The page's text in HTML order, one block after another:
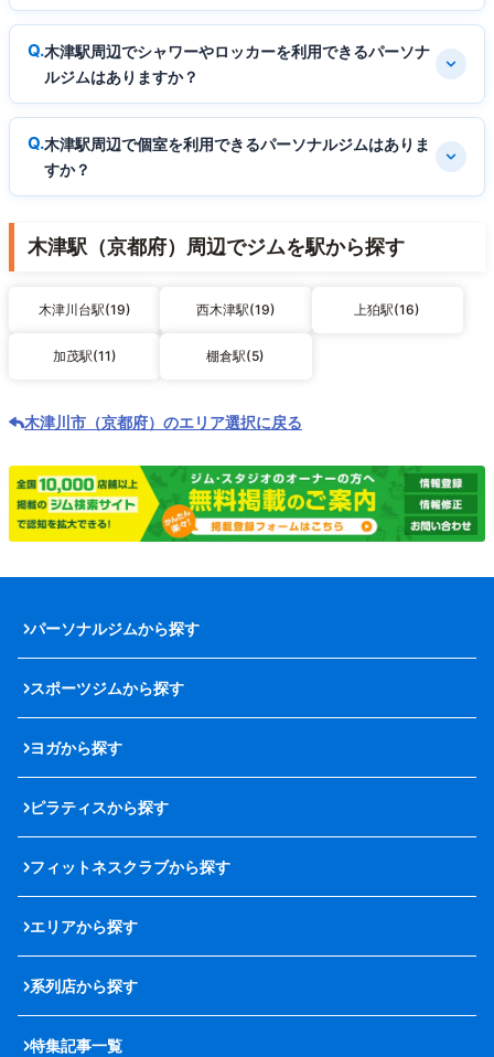
木津駅周辺でシャワーやロッカーを利用できるパーソナ
ルジムはありますか？
木津駅周辺で個室を利用できるパーソナルジムはありま
すか？
木津駅（京都府）周辺でジムを駅から探す
木津川台駅(19) 西木津駅(19) 上狛駅(16)
加茂駅(11) 棚倉駅(5)
木津川市（京都府）のエリア選択に戻る
パーソナルジムから探す
スポーツジムから探す
ヨガから探す
ピラティスから探す
フィットネスクラブから探す
エリアから探す
系列店から探す
特集記事一覧